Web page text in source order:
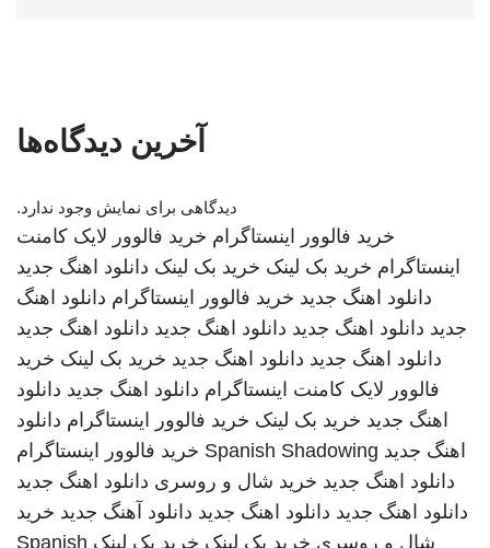
آخرین دیدگاه‌ها
دیدگاهی برای نمایش وجود ندارد.
خرید فالوور اینستاگرام خرید فالوور لایک کامنت
اینستاگرام خرید بک لینک خرید بک لینک دانلود اهنگ جدید
دانلود اهنگ جدید خرید فالوور اینستاگرام دانلود اهنگ
جدید دانلود اهنگ جدید دانلود اهنگ جدید دانلود اهنگ جدید
دانلود اهنگ جدید دانلود اهنگ جدید خرید بک لینک خرید
فالوور لایک کامنت اینستاگرام دانلود اهنگ جدید دانلود
اهنگ جدید خرید بک لینک خرید فالوور اینستاگرام دانلود
اهنگ جدید Spanish Shadowing خرید فالوور اینستاگرام
دانلود اهنگ جدید خرید شال و روسری دانلود اهنگ جدید
دانلود اهنگ جدید دانلود اهنگ جدید دانلود آهنگ جدید خرید
شال و روسری خرید بک لینک خرید بک لینک Spanish